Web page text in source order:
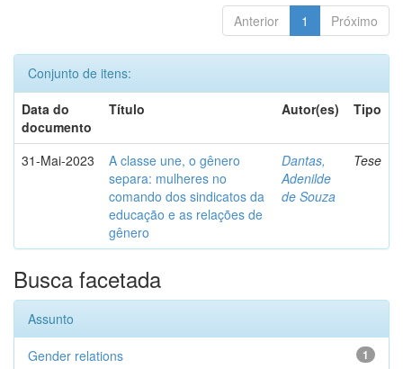
Anterior 1 Próximo
Conjunto de itens:
Data do
documento
Título Autor(es) Tipo
31-Mai-2023
A classe une, o gênero
separa: mulheres no
comando dos sindicatos da
educação e as relações de
gênero
Dantas,
Adenilde
de Souza
Tese
Busca facetada
Assunto
1
Gender relations